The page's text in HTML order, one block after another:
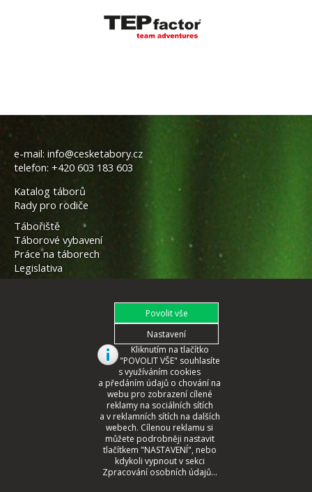
e-mail: info@cesketabory.cz
telefon: +420 603 183 603
Katalog táborů
Rady pro rodiče
Tábořiště
Táborové vybavení
Práce na táborech
Legislativa
© 2008 - 2026 České Tábory.cz
webmasterCORA2022, www.cora.cz
Kliknutím na tlačítko
"POVOLIT VŠE" souhlasíte
s využíváním cookies
a předáním údajů o chování na
webu pro zobrazení cílené
reklamy na sociálních sítích
a v reklamních sítích na dalších
webech. Cílenou reklamu si
můžete podrobněji nastavit
tlačítkem "NASTAVENÍ", nebo
kdykoli vypnout v sekci
Zpracování osobních údajů...